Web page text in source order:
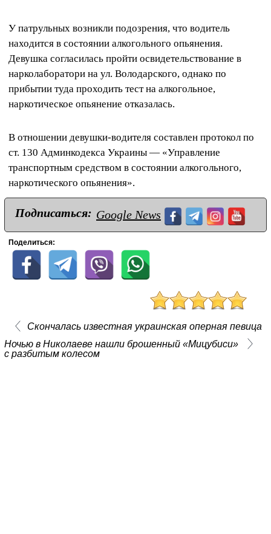
У патрульных возникли подозрения, что водитель
находится в состоянии алкогольного опьянения.
Девушка согласилась пройти освидетельствование в
нарколаборатори на ул. Володарского, однако по
прибытии туда проходить тест на алкогольное,
наркотическое опьянение отказалась.
В отношении девушки-водителя составлен протокол по
ст. 130 Админкодекса Украины — «Управление
транспортным средством в состоянии алкогольного,
наркотического опьянения».
Подписаться: Google News
Поделиться:
Скончалась известная украинская оперная певица
Ночью в Николаеве нашли брошенный «Мицубиси»
с разбитым колесом